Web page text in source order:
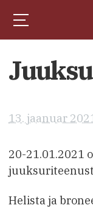
13. jaanuar
20-21.01.2021
juuksuriteenust
Helista ja